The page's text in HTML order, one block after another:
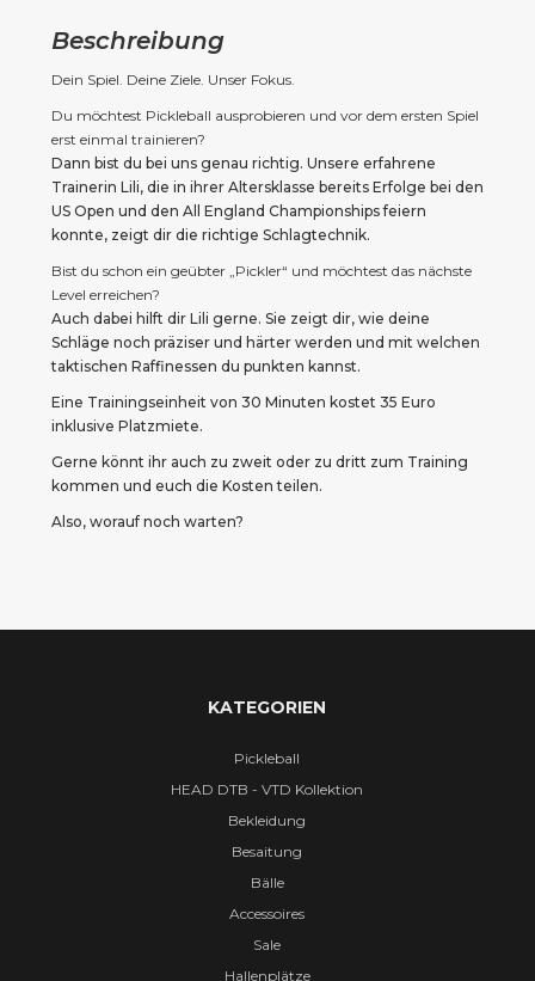
Beschreibung
Dein Spiel. Deine Ziele. Unser Fokus.
Du möchtest Pickleball ausprobieren und vor dem ersten Spiel
erst einmal trainieren?
Dann bist du bei uns genau richtig. Unsere erfahrene
Trainerin Lili, die in ihrer Altersklasse bereits Erfolge bei den
US Open und den All England Championships feiern
konnte, zeigt dir die richtige Schlagtechnik.
Bist du schon ein geübter „Pickler“ und möchtest das nächste
Level erreichen?
Auch dabei hilft dir Lili gerne. Sie zeigt dir, wie deine
Schläge noch präziser und härter werden und mit welchen
taktischen Raffinessen du punkten kannst.
Eine Trainingseinheit von 30 Minuten kostet 35 Euro
inklusive Platzmiete.
Gerne könnt ihr auch zu zweit oder zu dritt zum Training
kommen und euch die Kosten teilen.
Also, worauf noch warten?
KATEGORIEN
Pickleball
HEAD DTB - VTD Kollektion
Bekleidung
Besaitung
Bälle
Accessoires
Sale
Hallenplätze